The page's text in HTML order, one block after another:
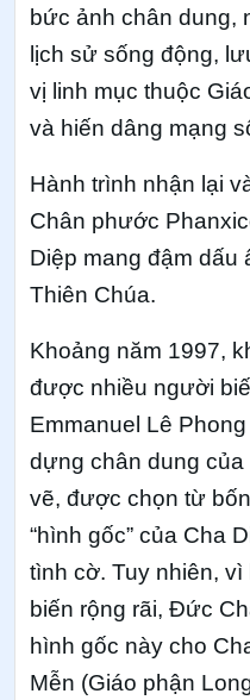
bức ảnh chân dung,
lịch sử sống động,
vị linh mục thuộc
và hiến dâng mạng
Hành trình nhận lại
Chân phước
Diệp mang đậm dấu
Thiên Chúa.
Khoảng năm 1997,
được nhiều người
Emmanuel Lê
dựng chân dung
vẽ, được chọn từ
“hình gốc” của Cha
tình cờ. Tuy nhiên,
biến rộng rãi, Đức
hình gốc này cho
Mễn (Giáo phận